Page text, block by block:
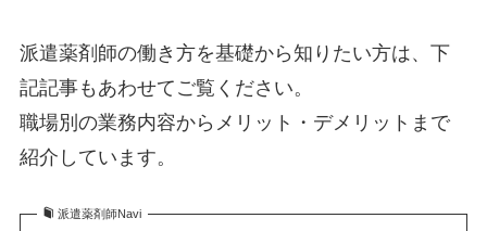
派遣薬剤師の働き方を基礎から知りたい方は、下
記記事もあわせてご覧ください。
職場別の業務内容からメリット・デメリットまで
紹介しています。
派遣薬剤師Navi